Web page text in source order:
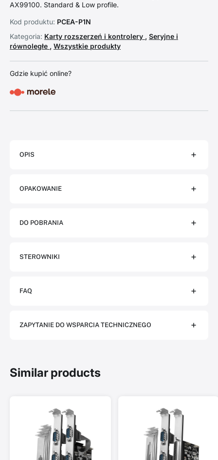
AX99100. Standard & Low profile.
Kod produktu: PCEA-P1N
Kategoria: Karty rozszerzeń i kontrolery , Seryjne i
równoległe , Wszystkie produkty
Gdzie kupić online?
OPIS
OPAKOWANIE
DO POBRANIA
STEROWNIKI
FAQ
ZAPYTANIE DO WSPARCIA TECHNICZNEGO
Similar products